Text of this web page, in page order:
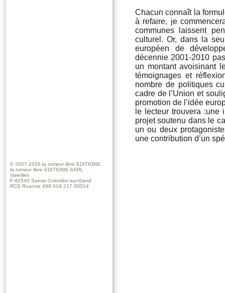
Chacun connaît la
à refaire, je
communes laissent
culturel. Or, dans la
européen de
décennie 2001-2010
un montant avoisinant
témoignages et
nombre de politiques
cadre de l’Union et
promotion de l’idée
le lecteur trouvera :une
projet soutenu dans le
un ou deux
une contribution d’un
© 2007-2026 la rumeur libre EDITIONS
la rumeur libre EDITIONS SARL
Vareilles
F-42540 Sainte-Colombe-sur-Gand
RCS Roanne 498 018 217 00014